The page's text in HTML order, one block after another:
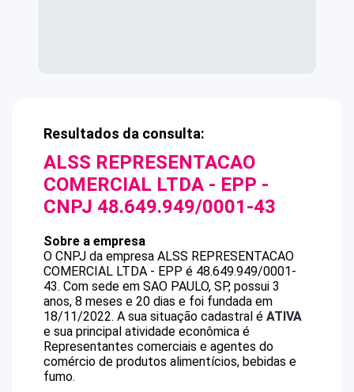
Resultados da consulta:
ALSS REPRESENTACAO
COMERCIAL LTDA - EPP -
CNPJ 48.649.949/0001-43
Sobre a empresa
O CNPJ da empresa ALSS REPRESENTACAO
COMERCIAL LTDA - EPP é 48.649.949/0001-
43. Com sede em SAO PAULO, SP, possui 3
anos, 8 meses e 20 dias e foi fundada em
18/11/2022. A sua situação cadastral é ATIVA
e sua principal atividade econômica é
Representantes comerciais e agentes do
comércio de produtos alimentícios, bebidas e
fumo.